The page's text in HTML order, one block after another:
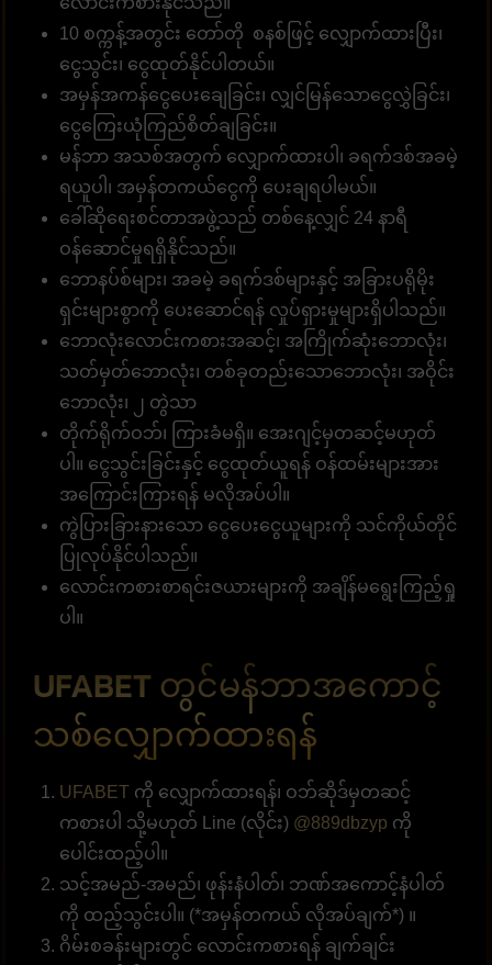
10 စက္ကန့်အတွင်း တော်တို စနစ်ဖြင့် လျှောက်ထားပြီး၊
ငွေသွင်း၊ ငွေထုတ်နိုင်ပါတယ်။
အမှန်အကန်ငွေပေးချေခြင်း၊ လျှင်မြန်သောငွေလွှဲခြင်း၊
ငွေကြေးယုံကြည်စိတ်ချခြင်း။
မန်ဘာ အသစ်အတွက် လျှောက်ထားပါ၊ ခရက်ဒစ်အခမဲ့
ရယူပါ၊ အမှန်တကယ်ငွေကို ပေးချရပါမယ်။
ခေါ်ဆိုရေးစင်တာအဖွဲ့သည် တစ်နေ့လျှင် 24 နာရီ
ဝန်ဆောင်မှုရရှိနိုင်သည်။
ဘောနပ်စ်များ၊ အခမဲ့ ခရက်ဒစ်များနှင့် အခြားပရိုမိုး
ရှင်းများစွာကို ပေးဆောင်ရန် လှုပ်ရှားမှုများရှိပါသည်။
ဘောလုံးလောင်းကစားအဆင့်၊ အကြိုက်ဆုံးဘောလုံး၊
သတ်မှတ်ဘောလုံး၊ တစ်ခုတည်းသောဘောလုံး၊ အဝိုင်း
ဘောလုံး၊ ၂ တွဲသာ
တိုက်ရိုက်ဝဘ်၊ ကြားခံမရှိ။ အေးဂျင့်မှတဆင့်မဟုတ်
ပါ။ ငွေသွင်းခြင်းနှင့် ငွေထုတ်ယူရန် ဝန်ထမ်းများအား
အကြောင်းကြားရန် မလိုအပ်ပါ။
ကွဲပြားခြားနားသော ငွေပေးငွေယူများကို သင်ကိုယ်တိုင်
ပြုလုပ်နိုင်ပါသည်။
လောင်းကစားစာရင်းဇယားများကို အချိန်မရွေးကြည့်ရှု
ပါ။
UFABET တွင်မန်ဘာအကောင့်
သစ်လျှောက်ထားရန်
UFABET ကို လျှောက်ထားရန်၊ ဝဘ်ဆိုဒ်မှတဆင့်
ကစားပါ သို့မဟုတ် Line (လိုင်း) @889dbzyp ကို
ပေါင်းထည့်ပါ။
သင့်အမည်-အမည်၊ ဖုန်းနံပါတ်၊ ဘဏ်အကောင့်နံပါတ်
ကို ထည့်သွင်းပါ။ (*အမှန်တကယ် လိုအပ်ချက်*) ။
ဂိမ်းစခန်းများတွင် လောင်းကစားရန် ချက်ချင်း